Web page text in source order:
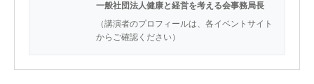
一般社団法人健康と経営を考える会事務局長
（講演者のプロフィールは、各イベントサイト
からご確認ください）